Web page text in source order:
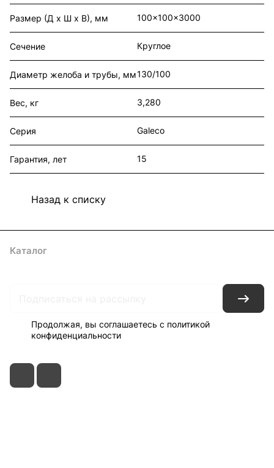
Размер (Д х Ш х В), мм 100x100x3000
Сечение Круглое
Диаметр желоба и трубы, мм130/100
Вес, кг 3,280
Серия Galeco
Гарантия, лет 15
Назад к списку
Каталог
Продолжая, вы соглашаетесь с политикой
конфиденциальности